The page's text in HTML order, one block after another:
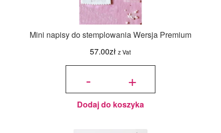
Mini napisy do stemplowania Wersja Premium
57.00zł z Vat
-
ilość Mini
Wersja
Premium +
Dodaj do koszyka